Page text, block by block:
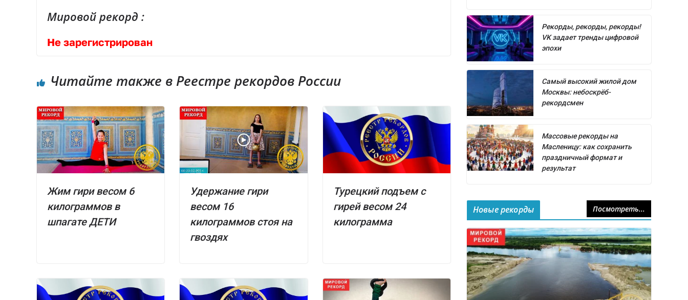
Мировой рекорд :
Не зарегистрирован
Читайте также в Реестре рекордов России
Жим гири весом 6
килограммов в
шпагате ДЕТИ
Удержание гири
весом 16
килограммов стоя на
гвоздях
Турецкий подъем с
гирей весом 24
килограмма
Рекорды, рекорды, рекорды!
VK задает тренды цифровой
эпохи
Самый высокий жилой дом
Москвы: небоскрёб-
рекордсмен
Массовые рекорды на
Масленицу: как сохранить
праздничный формат и
результат
Новые рекорды Посмотреть...